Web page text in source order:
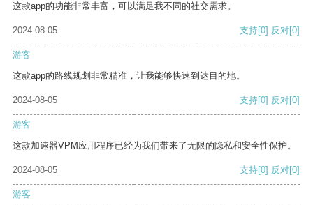
这款app的功能非常丰富，可以满足我不同的社交需求。
2024-08-05 支持[0] 反对[0]
游客
这款app的路线规划非常精准，让我能够快速到达目的地。
2024-08-05 支持[0] 反对[0]
游客
这款加速器VPM应用程序已经为我们带来了无限的隐私和安全性保护。
2024-08-05 支持[0] 反对[0]
游客